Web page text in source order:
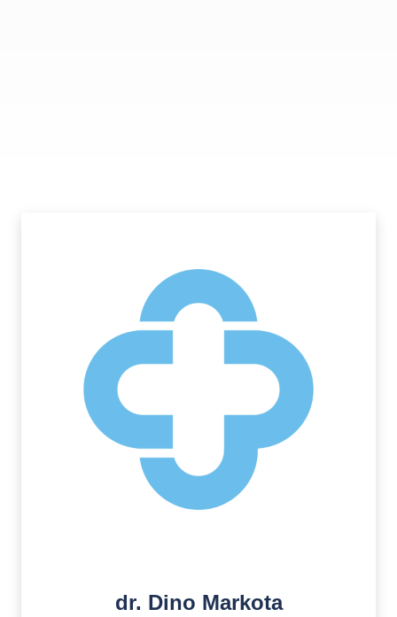
dr. Dino Markota